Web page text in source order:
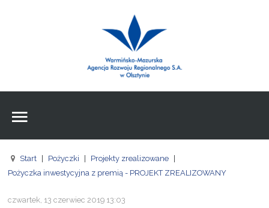
Agencja
FE
Znajdźna stronie
Wpisz czego szukasz
Start Pożyczki Projekty zrealizowane
Pożyczka inwestycyjna z premią - PROJEKT ZREALIZOWANY
czwartek, 13 czerwiec 2019 13:03